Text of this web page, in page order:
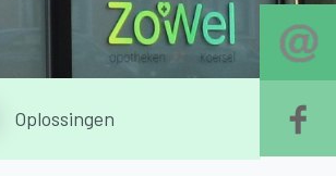
Oplossingen